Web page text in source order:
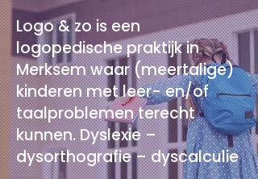
Logo & zo is een
logopedische praktijk in
Merksem waar (meertalige)
kinderen met leer- en/of
taalproblemen terecht
kunnen. Dyslexie –
dysorthografie – dyscalculie